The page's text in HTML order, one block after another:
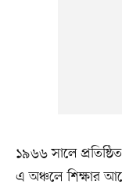
১৯৬৬ সালে
এ অঞ্চলে শিক্ষার